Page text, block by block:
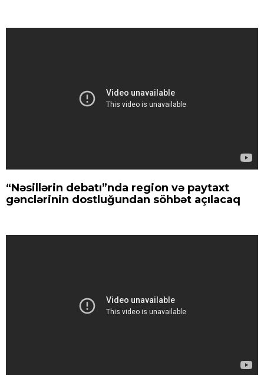
“Nəsillərin debatı”nda region və paytaxt
gənclərinin dostluğundan söhbət açılacaq